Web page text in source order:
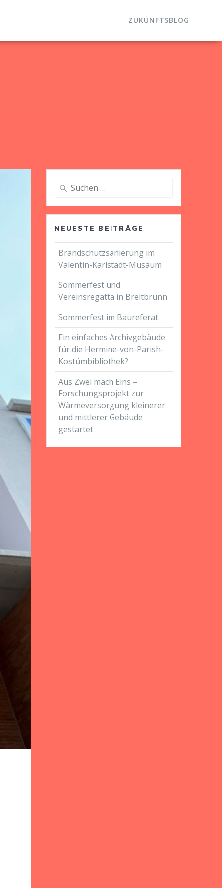
ZUKUNFTSBLOG
Suche
nach:
NEUESTE BEITRÄGE
Brandschutzsanierung im
Valentin-Karlstadt-Musäum
Sommerfest und
Vereinsregatta in Breitbrunn
Sommerfest im Baureferat
Ein einfaches Archivgebäude
für die Hermine-von-Parish-
Kostümbibliothek?
Aus Zwei mach Eins –
Forschungsprojekt zur
Wärmeversorgung kleinerer
und mittlerer Gebäude
gestartet